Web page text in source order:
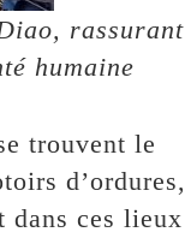
rassurant
humaine
trouvent le
d’ordures,
dans ces lieux